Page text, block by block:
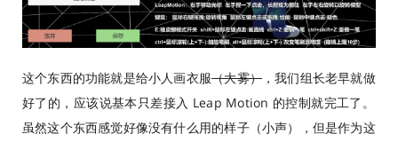
这个东西的功能就是给小人画衣服（大雾），我们组长老早就做
好了的，应该说基本只差接入 Leap Motion 的控制就完工了。
虽然这个东西感觉好像没有什么用的样子（小声），但是作为这